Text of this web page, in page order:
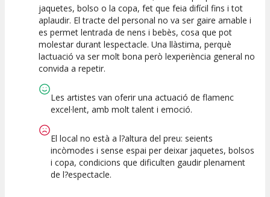
jaquetes, bolso o la copa, fet que feia difícil fins i tot
aplaudir. El tracte del personal no va ser gaire amable i
es permet lentrada de nens i bebès, cosa que pot
molestar durant lespectacle. Una llàstima, perquè
lactuació va ser molt bona però lexperiència general no
convida a repetir.
Les artistes van oferir una actuació de flamenc
excel·lent, amb molt talent i emoció.
El local no està a l?altura del preu: seients
incòmodes i sense espai per deixar jaquetes, bolsos
i copa, condicions que dificulten gaudir plenament
de l?espectacle.